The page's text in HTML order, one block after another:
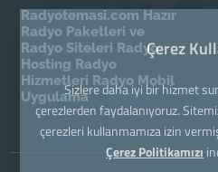
Radyotemasi.com Hazır
Radyo Paketleri ve
Radyo Siteleri Radyo
Hosting Radyo
Hizmetleri Radyo Mobil
Uygulama
Çerez
Sizlere daha iyi bir hizmet
çerezlerden faydalanıyoruz.
çerezleri kullanmamıza izin
Çerez Politikamızı